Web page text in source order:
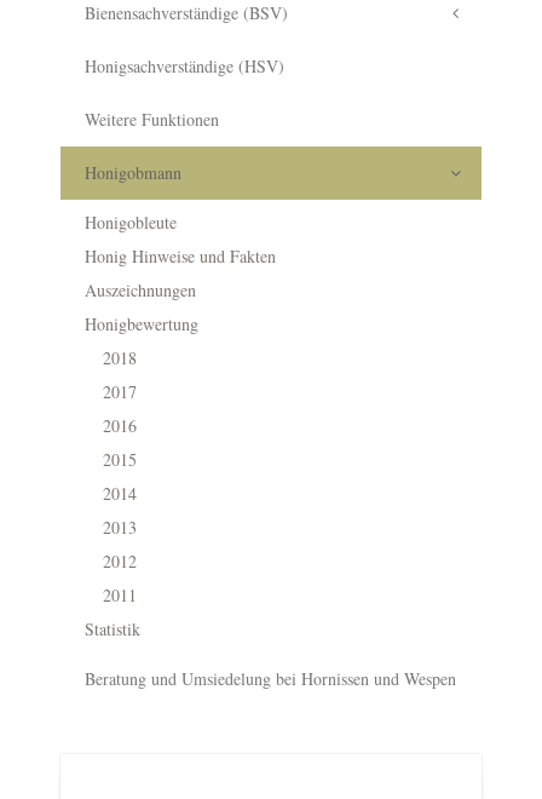
Bienensachverständige (BSV)
Honigsachverständige (HSV)
Weitere Funktionen
Honigobmann
Honigobleute
Honig Hinweise und Fakten
Auszeichnungen
Honigbewertung
2018
2017
2016
2015
2014
2013
2012
2011
Statistik
Beratung und Umsiedelung bei Hornissen und Wespen